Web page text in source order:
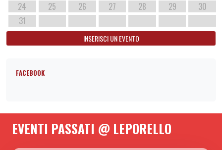
24
25 26 27 28 29
30
31
INSERISCI UN EVENTO
FACEBOOK
EVENTI PASSATI @ LEPORELLO